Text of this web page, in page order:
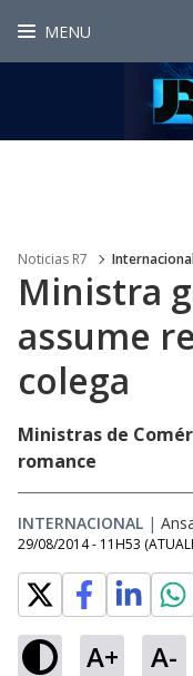
MENU
Noticias R7
Ministra
assume
colega
Ministras de
romance
INTERNACIONAL |
29/08/2014 - 11H53
A+ A-